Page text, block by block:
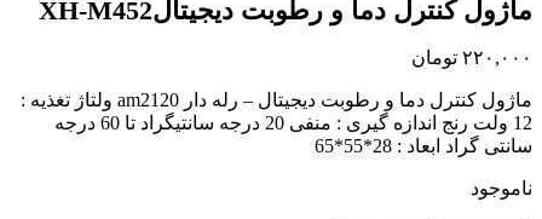
ماژول کنترل دما و رطوبت دیجیتالXH-M452
۲۲۰,۰۰۰ تومان
ماژول کنترل دما و رطوبت دیجیتال – رله دار am2120 ولتاژ تغذیه :
12 ولت رنج اندازه گیری : منفی 20 درجه سانتیگراد تا 60 درجه
سانتی گراد ابعاد : 28*55*65
ناموجود